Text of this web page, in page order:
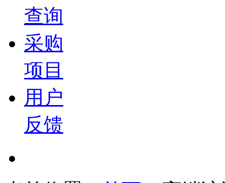
查询
采购
项目
用户
反馈